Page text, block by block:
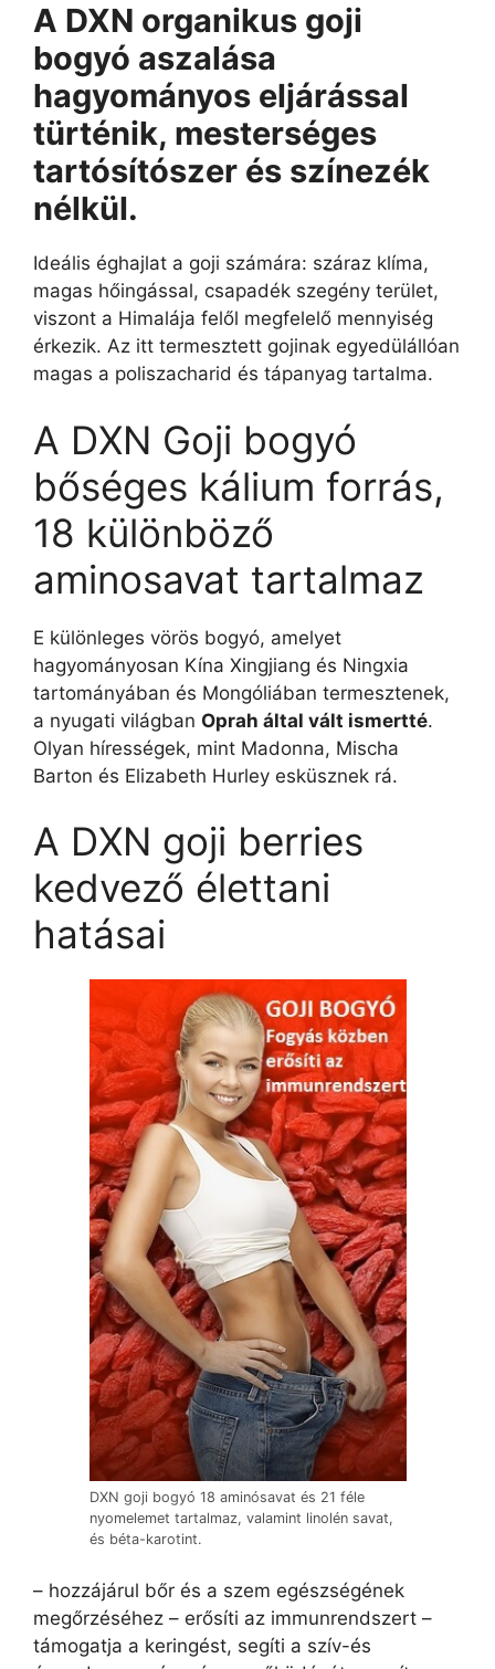
A DXN organikus goji
bogyó aszalása
hagyományos eljárással
türténik, mesterséges
tartósítószer és színezék
nélkül.
Ideális éghajlat a goji számára: száraz klíma,
magas hőingással, csapadék szegény terület,
viszont a Himalája felől megfelelő mennyiség
érkezik. Az itt termesztett gojinak egyedülállóan
magas a poliszacharid és tápanyag tartalma.
A DXN Goji bogyó
bőséges kálium forrás,
18 különböző
aminosavat tartalmaz
E különleges vörös bogyó, amelyet
hagyományosan Kína Xingjiang és Ningxia
tartományában és Mongóliában termesztenek,
a nyugati világban Oprah által vált ismertté.
Olyan hírességek, mint Madonna, Mischa
Barton és Elizabeth Hurley esküsznek rá.
A DXN goji berries
kedvező élettani
hatásai
DXN goji bogyó 18 aminósavat és 21 féle
nyomelemet tartalmaz, valamint linolén savat,
és béta-karotint.
– hozzájárul bőr és a szem egészségének
megőrzéséhez – erősíti az immunrendszert –
támogatja a keringést, segíti a szív-és